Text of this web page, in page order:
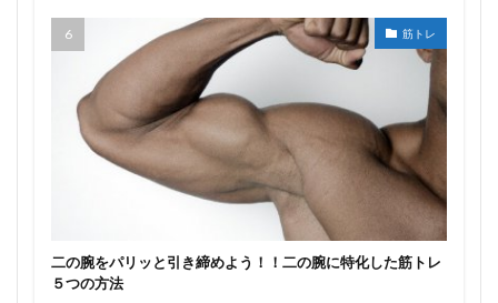
筋トレ
二の腕をパリッと引き締めよう！！二の腕に特化した筋トレ
５つの方法